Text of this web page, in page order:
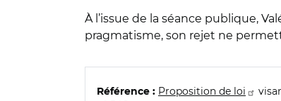
À l’issue de la séance publique,
pragmatisme, son rejet ne
Référence : Proposition de loi